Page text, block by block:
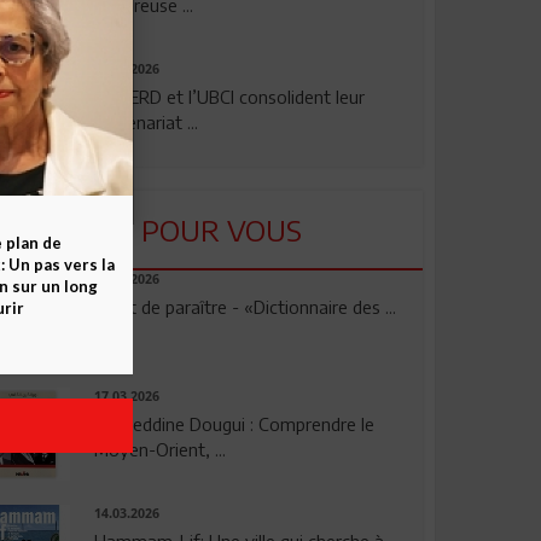
rigoureuse ...
24.07.2026
La BERD et l’UBCI consolident leur
partenariat ...
LU POUR VOUS
23.04.2026
Vient de paraître - «Dictionnaire des ...
17.03.2026
Noureddine Dougui : Comprendre le
Moyen-Orient, ...
14.03.2026
plan de
Un pas vers la
sur un long